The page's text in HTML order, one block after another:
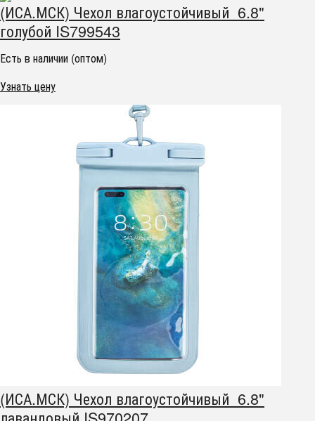
(ИСА.МСК) Чехол влагоустойчивый 6.8"
голубой IS799543
Есть в наличии (оптом)
Узнать цену
(ИСА.МСК) Чехол влагоустойчивый 6.8"